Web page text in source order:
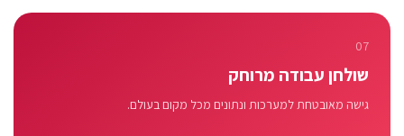
07
שולחן עבודה מרוחק
גישה מאובטחת למערכות ונתונים מכל מקום בעולם.